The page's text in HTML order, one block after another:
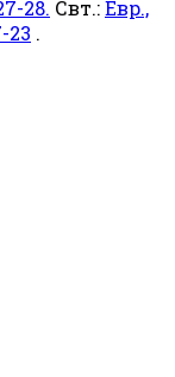
28. Свт.:Евр.,
23 .